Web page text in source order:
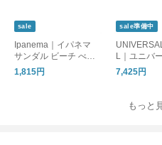
sale
Ipanema｜イパネマ
サンダル ビーチ べっ
甲 ブラック VIBE SAN
DAL（SP82429927）
1,815円
sale準備中
L｜ユニバ
バーオール
スニーカー
7,425円
もっと